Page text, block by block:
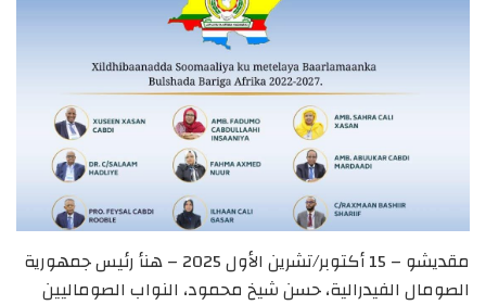
مقديشو – 15 أكتوبر/تشرين الأول 2025 – هنأ رئيس جمهورية
الصومال الفيدرالية، حسن شيخ محمود، النواب الصوماليين